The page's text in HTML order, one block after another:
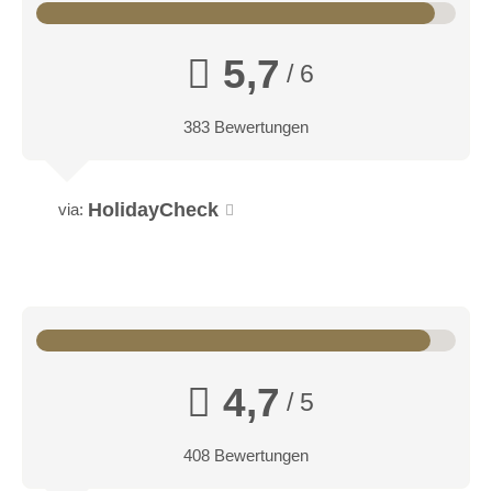
5,7 / 6
383 Bewertungen
via: HolidayCheck
4,7 / 5
408 Bewertungen